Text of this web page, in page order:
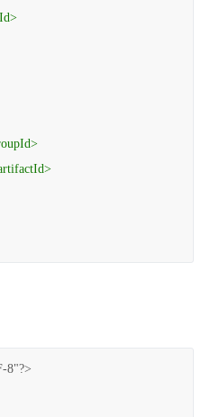
>
>
>
8"?>